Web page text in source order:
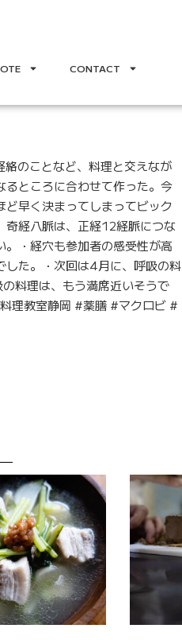
CONTACT
のことなど、料理と交えなが
ところに合わせて作った。今
早く決まってしまってビック
奇経八脈は、正経12経脈につな
・経穴も参加者の感受性が高
した。・次回は4月に、呼吸の料
料理は、もう満席近いそうで
理教室静岡 #薬膳 #マクロビ #